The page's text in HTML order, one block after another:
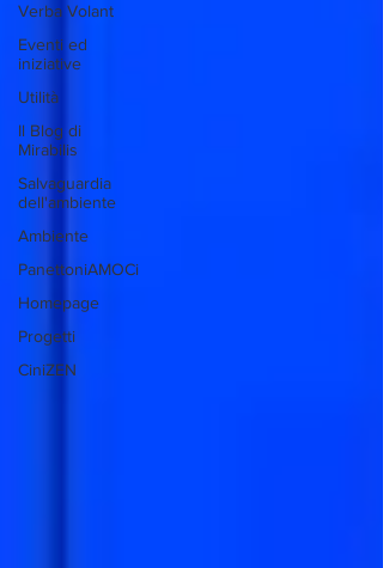
Verba Volant
Eventi ed
iniziative
Utilità
Il Blog di
Mirabilis
Salvaguardia
dell'ambiente
Ambiente
PanettoniAMOCi
Homepage
Progetti
CiniZEN